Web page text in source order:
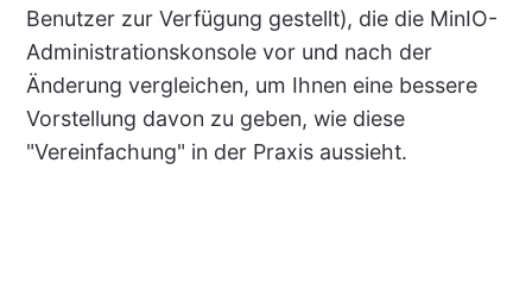
Benutzer zur Verfügung gestellt), die die MinIO-
Administrationskonsole vor und nach der
Änderung vergleichen, um Ihnen eine bessere
Vorstellung davon zu geben, wie diese
"Vereinfachung" in der Praxis aussieht.